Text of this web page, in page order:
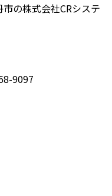
の株式会社CRシステ
9097